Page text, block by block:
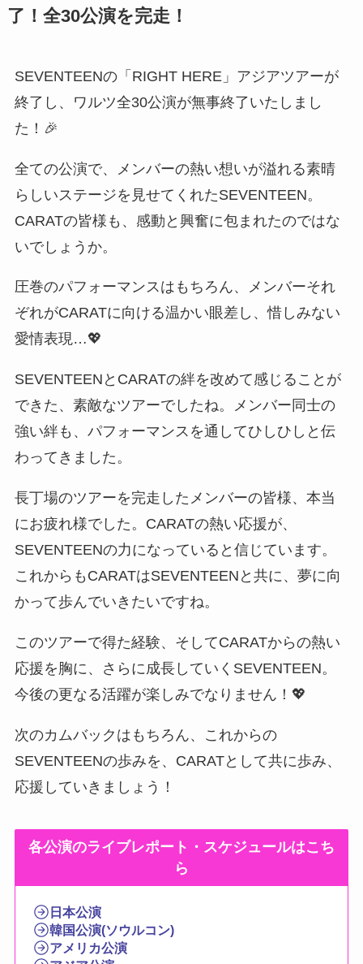
了！全30公演を完走！
SEVENTEENの「RIGHT HERE」アジアツアーが
終了し、ワルツ全30公演が無事終了いたしまし
た！🎉
全ての公演で、メンバーの熱い想いが溢れる素晴
らしいステージを見せてくれたSEVENTEEN。
CARATの皆様も、感動と興奮に包まれたのではな
いでしょうか。
圧巻のパフォーマンスはもちろん、メンバーそれ
ぞれがCARATに向ける温かい眼差し、惜しみない
愛情表現…💖
SEVENTEENとCARATの絆を改めて感じることが
できた、素敵なツアーでしたね。メンバー同士の
強い絆も、パフォーマンスを通してひしひしと伝
わってきました。
長丁場のツアーを完走したメンバーの皆様、本当
にお疲れ様でした。CARATの熱い応援が、
SEVENTEENの力になっていると信じています。
これからもCARATはSEVENTEENと共に、夢に向
かって歩んでいきたいですね。
このツアーで得た経験、そしてCARATからの熱い
応援を胸に、さらに成長していくSEVENTEEN。
今後の更なる活躍が楽しみでなりません！💖
次のカムバックはもちろん、これからの
SEVENTEENの歩みを、CARATとして共に歩み、
応援していきましょう！
各公演のライブレポート・スケジュールはこち
ら
日本公演
韓国公演(ソウルコン)
アメリカ公演